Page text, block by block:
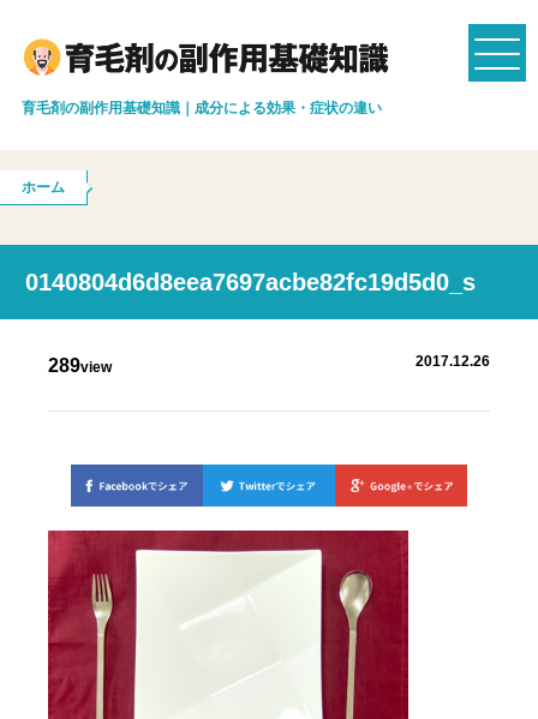
育毛剤の副作用基礎知識｜成分による効果・症状の違い
ホーム
0140804d6d8eea7697acbe82fc19d5d0_s
289view 2017.12.26